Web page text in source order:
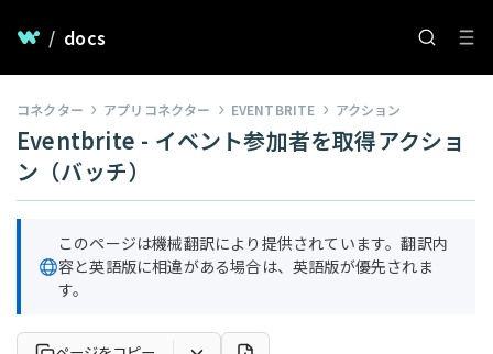
/ docs
コネクター アプリコネクター EVENTBRITE アクション
Eventbrite - イベント参加者を取得アクショ
ン（バッチ）
このページは機械翻訳により提供されています。翻訳内
容と英語版に相違がある場合は、英語版が優先されま
す。